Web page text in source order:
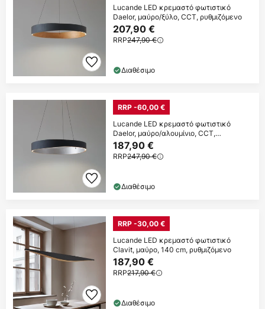
Lucande LED κρεμαστό φωτιστικό
Daelor, μαύρο/ξύλο, CCT, ρυθμιζόμενο
207,90 €
RRP247,90 €
Διαθέσιμο
RRP -60,00 €
Lucande LED κρεμαστό φωτιστικό
Daelor, μαύρο/αλουμίνιο, CCT,
ρυθμιζόμενη ένταση
187,90 €
RRP247,90 €
Διαθέσιμο
RRP -30,00 €
Lucande LED κρεμαστό φωτιστικό
Clavit, μαύρο, 140 cm, ρυθμιζόμενο
187,90 €
RRP217,90 €
Διαθέσιμο